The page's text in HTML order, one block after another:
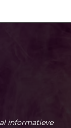
informatieve